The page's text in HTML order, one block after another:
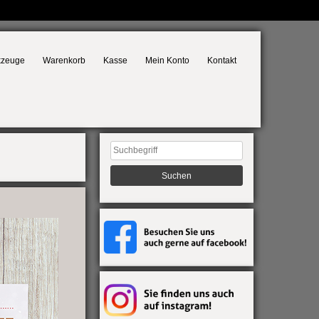
Warenkorb Kasse Mein Konto Kontakt
Suchen
nach: